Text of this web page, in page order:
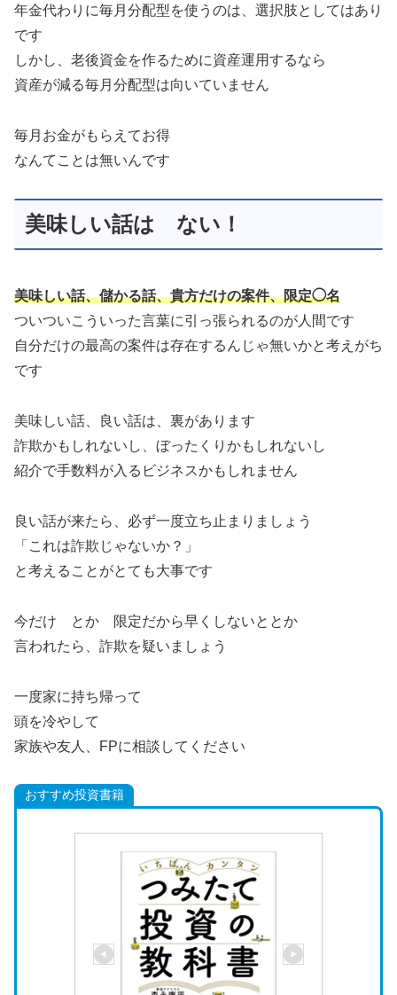
年金代わりに毎月分配型を使うのは、選択肢としてはあり
です
しかし、老後資金を作るために資産運用するなら
資産が減る毎月分配型は向いていません
毎月お金がもらえてお得
なんてことは無いんです
美味しい話は ない！
美味しい話、儲かる話、貴方だけの案件、限定◯名
ついついこういった言葉に引っ張られるのが人間です
自分だけの最高の案件は存在するんじゃ無いかと考えがち
です
美味しい話、良い話は、裏があります
詐欺かもしれないし、ぼったくりかもしれないし
紹介で手数料が入るビジネスかもしれません
良い話が来たら、必ず一度立ち止まりましょう
「これは詐欺じゃないか？」
と考えることがとても大事です
今だけ とか 限定だから早くしないととか
言われたら、詐欺を疑いましょう
一度家に持ち帰って
頭を冷やして
家族や友人、FPに相談してください
おすすめ投資書籍